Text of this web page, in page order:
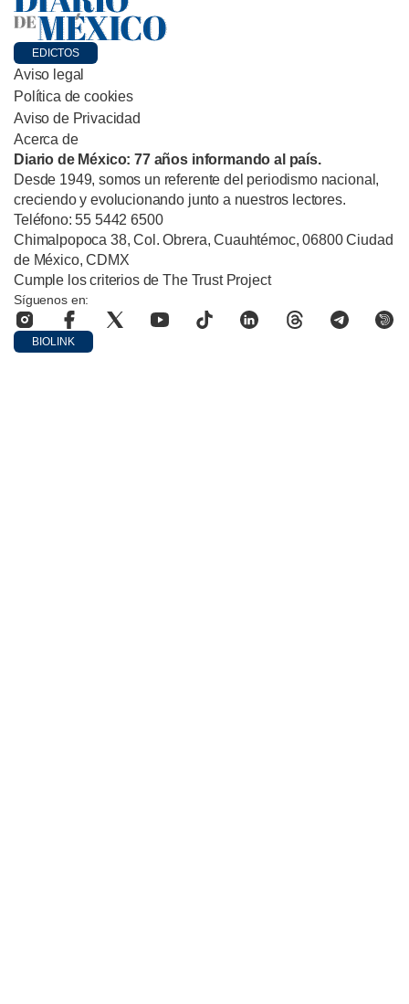
EDICTOS
Aviso legal
Política de cookies
Aviso de Privacidad
Acerca de
Diario de México: 77 años informando al país.
Desde 1949, somos un referente del periodismo nacional,
creciendo y evolucionando junto a nuestros lectores.
Teléfono: 55 5442 6500
Chimalpopoca 38, Col. Obrera, Cuauhtémoc, 06800 Ciudad
de México, CDMX
Cumple los criterios de The Trust Project
Síguenos en:
BIOLINK